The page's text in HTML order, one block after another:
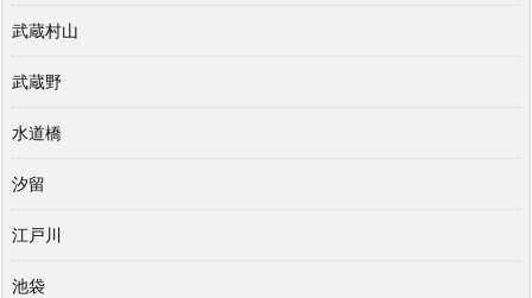
武蔵村山
武蔵野
水道橋
汐留
江戸川
池袋